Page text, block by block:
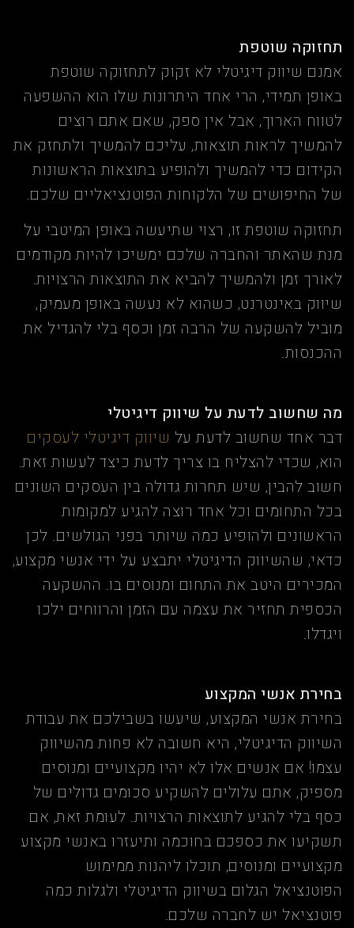
תחזוקה שוטפת
אמנם שיווק דיגיטלי לא זקוק לתחזוקה שוטפת
באופן תמידי, הרי אחד היתרונות שלו הוא ההשפעה
לטווח הארוך, אבל אין ספק, שאם אתם רוצים
להמשיך לראות תוצאות, עליכם להמשיך ולתחזק את
הקידום כדי להמשיך ולהופיע בתוצאות הראשונות
של החיפושים של הלקוחות הפוטנציאליים שלכם.
תחזוקה שוטפת זו, רצוי שתיעשה באופן המיטבי על
מנת שהאתר והחברה שלכם ימשיכו להיות מקודמים
לאורך זמן ולהמשיך להביא את התוצאות הרצויות.
שיווק באינטרנט, כשהוא לא נעשה באופן מעמיק,
מוביל להשקעה של הרבה זמן וכסף בלי להגדיל את
ההכנסות.
מה שחשוב לדעת על שיווק דיגיטלי
דבר אחד שחשוב לדעת על שיווק דיגיטלי לעסקים
הוא, שכדי להצליח בו צריך לדעת כיצד לעשות זאת.
חשוב להבין, שיש תחרות גדולה בין העסקים השונים
בכל התחומים וכל אחד רוצה להגיע למקומות
הראשונים ולהופיע כמה שיותר בפני הגולשים. לכן
כדאי, שהשיווק הדיגיטלי יתבצע על ידי אנשי מקצוע,
המכירים היטב את התחום ומנוסים בו. ההשקעה
הכספית תחזיר את עצמה עם הזמן והרווחים ילכו
ויגדלו.
בחירת אנשי המקצוע
בחירת אנשי המקצוע, שיעשו בשבילכם את עבודת
השיווק הדיגיטלי, היא חשובה לא פחות מהשיווק
עצמו! אם אנשים אלו לא יהיו מקצועיים ומנוסים
מספיק, אתם עלולים להשקיע סכומים גדולים של
כסף בלי להגיע לתוצאות הרצויות. לעומת זאת, אם
תשקיעו את כספכם בחוכמה ותיעזרו באנשי מקצוע
מקצועיים ומנוסים, תוכלו ליהנות ממימוש
הפוטנציאל הגלום בשיווק הדיגיטלי ולגלות כמה
פוטנציאל יש לחברה שלכם.